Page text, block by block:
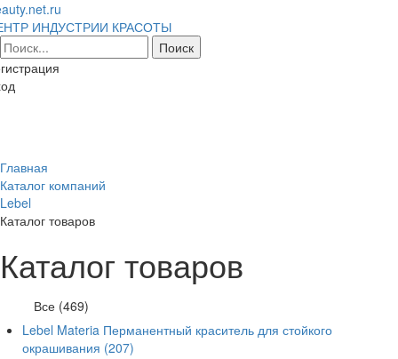
ИНДУСТРИИ КРАСОТЫ
Главная
Каталог компаний
Lebel
Каталог товаров
Каталог товаров
Все (469)
Lebel Materia Перманентный краситель для стойкого
окрашивания (207)